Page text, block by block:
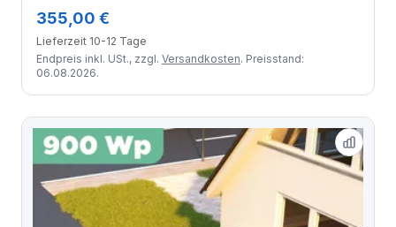
quer / 1 Modul
355,00 €
Lieferzeit 10-12 Tage
Endpreis inkl. USt., zzgl. Versandkosten. Preisstand:
06.08.2026.